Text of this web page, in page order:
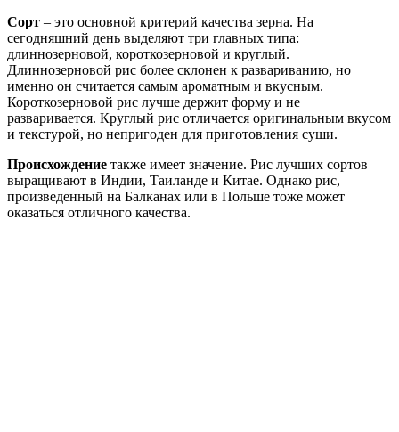
Сорт – это основной критерий качества зерна. На
сегодняшний день выделяют три главных типа:
длиннозерновой, короткозерновой и круглый.
Длиннозерновой рис более склонен к развариванию, но
именно он считается самым ароматным и вкусным.
Короткозерновой рис лучше держит форму и не
разваривается. Круглый рис отличается оригинальным вкусом
и текстурой, но непригоден для приготовления суши.
Происхождение также имеет значение. Рис лучших сортов
выращивают в Индии, Таиланде и Китае. Однако рис,
произведенный на Балканах или в Польше тоже может
оказаться отличного качества.